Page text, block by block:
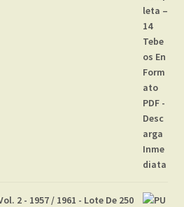
2 - 1957 / 1961 - Lote De 250